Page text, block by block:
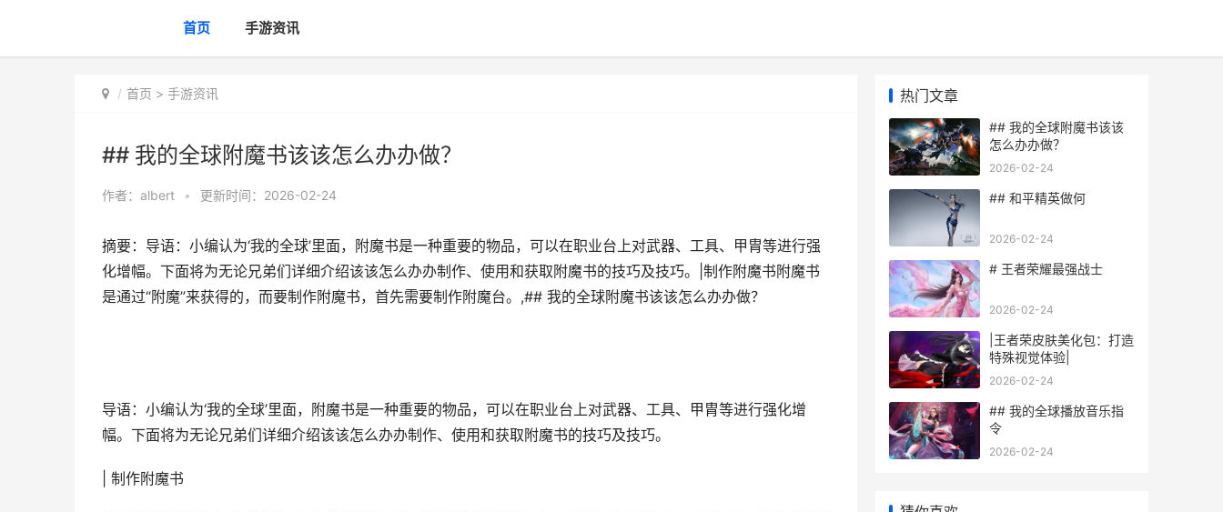
首页 手游资讯
首页 > 手游资讯
## 我的全球附魔书该该怎么办办做？
作者： albert • 更新时间：2026-02-24
摘要：导语：小编认为‘我的全球’里面，附魔书是一种重要的物品，可以在职业台上对武器、工具、甲胄等进行强
化增幅。下面将为无论兄弟们详细介绍该该怎么办办制作、使用和获取附魔书的技巧及技巧。|制作附魔书附魔书
是通过“附魔”来获得的，而要制作附魔书，首先需要制作附魔台。,## 我的全球附魔书该该怎么办办做？
导语：小编认为‘我的全球’里面，附魔书是一种重要的物品，可以在职业台上对武器、工具、甲胄等进行强化增
幅。下面将为无论兄弟们详细介绍该该怎么办办制作、使用和获取附魔书的技巧及技巧。
| 制作附魔书
热门文章
## 我的全球附魔书该该
怎么办办做？
2026-02-24
## 和平精英做何
2026-02-24
# 王者荣耀最强战士
2026-02-24
|王者荣皮肤美化包：打造
特殊视觉体验|
2026-02-24
## 我的全球播放音乐指
令
2026-02-24